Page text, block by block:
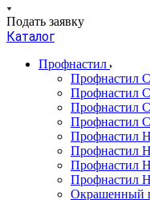
Подать заявку
Каталог
Профнастил
Профнастил
Профнастил
Профнастил
Профнастил
Профнастил
Профнастил
Профнастил
Профнастил
Окрашенный